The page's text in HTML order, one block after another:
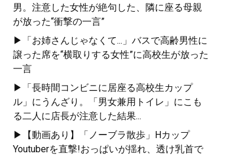
男。注意した女性が絶句した、隣に座る母親
が放った“衝撃の一言”
▶「お姉さんじゃなくて...」バスで高齢男性に
譲った席を“横取りする女性”に高校生が放った
一言
▶「長時間コンビニに居座る高校生カップ
ル」にうんざり。「男女兼用トイレ」にこも
る二人に店長が注意した結果...
▶【動画あり】「ノーブラ散歩」Hカップ
Youtuberを直撃!おっぱいが揺れ、透け乳首で